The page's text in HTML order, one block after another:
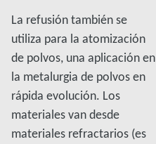
La refusión también se
utiliza para la atomización
de polvos, una aplicación en
la metalurgia de polvos en
rápida evolución. Los
materiales van desde
materiales refractarios (es